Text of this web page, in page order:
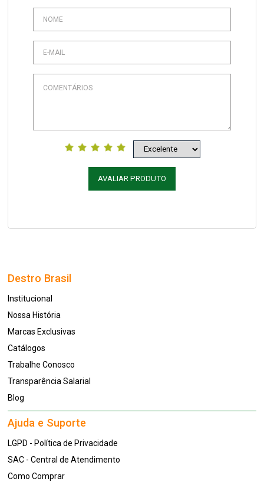
AVALIAR PRODUTO
Destro Brasil
Institucional
Nossa História
Marcas Exclusivas
Catálogos
Trabalhe Conosco
Transparência Salarial
Blog
Ajuda e Suporte
LGPD - Política de Privacidade
SAC - Central de Atendimento
Como Comprar